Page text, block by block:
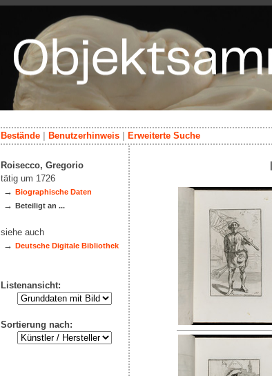
Bestände Benutzerhinweis Erweiterte Suche
Roisecco, Gregorio
tätig um 1726
→ Biographische Daten
→ Beteiligt an ...
siehe auch
→ Deutsche Digitale Bibliothek
Listenansicht:
Sortierung nach: